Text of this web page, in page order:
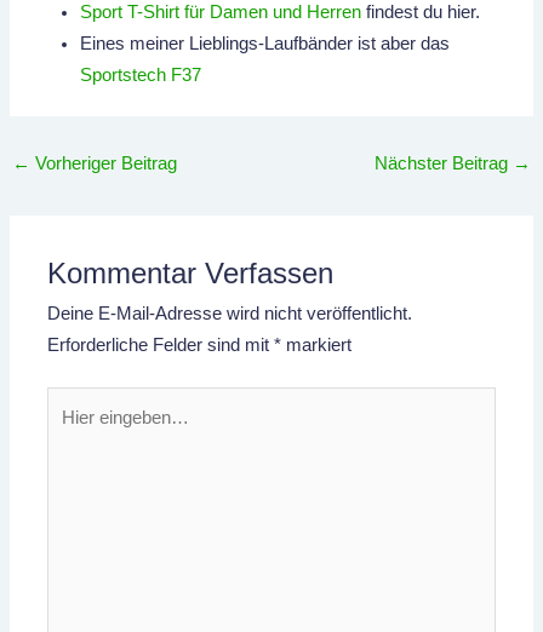
Sport T-Shirt für Damen und Herren findest du hier.
Eines meiner Lieblings-Laufbänder ist aber das
Sportstech F37
← Vorheriger Beitrag Nächster Beitrag →
Kommentar Verfassen
Deine E-Mail-Adresse wird nicht veröffentlicht.
Erforderliche Felder sind mit* markiert
eingeben…